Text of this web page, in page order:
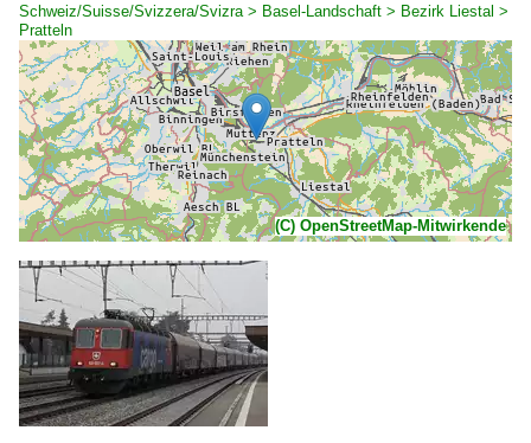
Schweiz/Suisse/Svizzera/Svizra > Basel-Landschaft > Bezirk Liestal >
Pratteln
(C) OpenStreetMap-Mitwirkende